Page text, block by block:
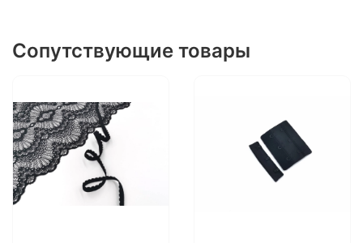
Сопутствующие товары